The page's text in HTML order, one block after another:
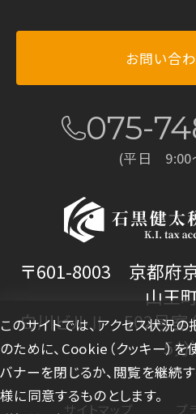
このサイトでは、アクセス状況
のために、Cookie（クッキー）を
バナーを閉じるか、閲覧を継続
様に同意するものとします。
お問い合
075-
(平日 9:00
〒601-8003 京都府
山王
白川ビルⅡ 502号室
5分
サイトマップ プ